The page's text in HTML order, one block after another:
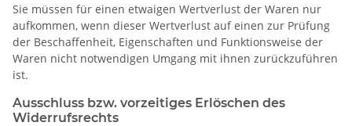
Sie müssen für einen etwaigen Wertverlust der Waren nur
aufkommen, wenn dieser Wertverlust auf einen zur Prüfung
der Beschaffenheit, Eigenschaften und Funktionsweise der
Waren nicht notwendigen Umgang mit ihnen zurückzuführen
ist.
Ausschluss bzw. vorzeitiges Erlöschen des
Widerrufsrechts